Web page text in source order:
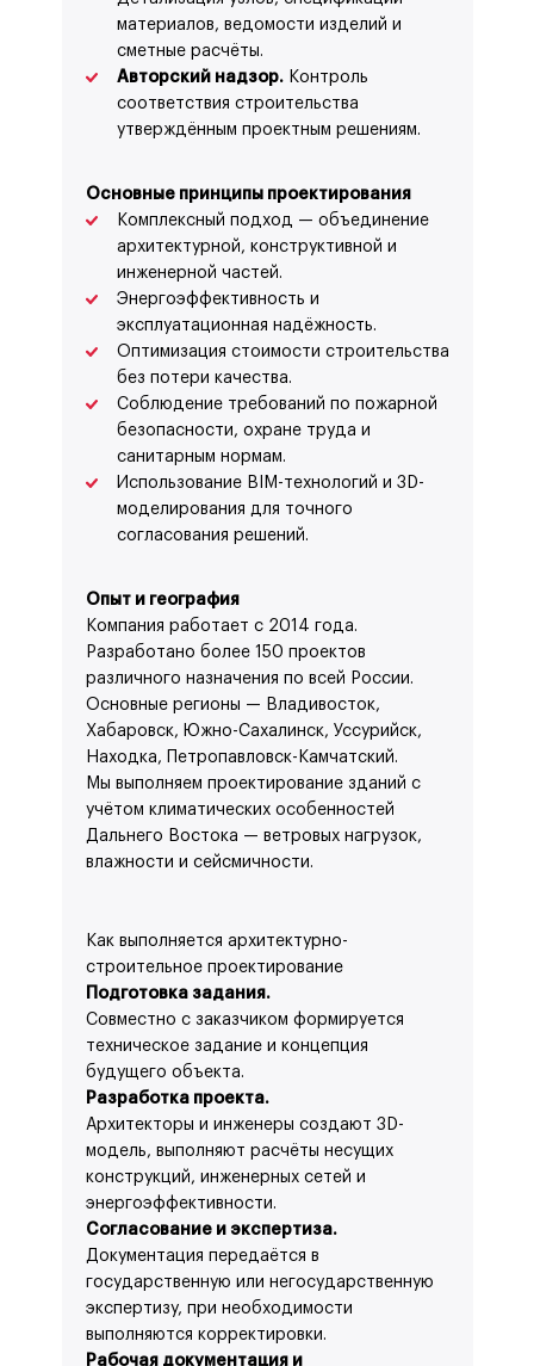
материалов, ведомости изделий и
сметные расчёты.
Авторский надзор.Контроль
соответствия строительства
утверждённым проектным решениям.
Основные принципы проектирования
Комплексный подход — объединение
архитектурной, конструктивной и
инженерной частей.
Энергоэффективность и
эксплуатационная надёжность.
Оптимизация стоимости строительства
без потери качества.
Соблюдение требований по пожарной
безопасности, охране труда и
санитарным нормам.
Использование BIM-технологий и 3D-
моделирования для точного
согласования решений.
Опыт и география
Компания работает с 2014 года.
Разработано более 150 проектов
различного назначения по всей России.
Основные регионы — Владивосток,
Хабаровск, Южно-Сахалинск, Уссурийск,
Находка, Петропавловск-Камчатский.
Мы выполняем проектирование зданий с
учётом климатических особенностей
Дальнего Востока — ветровых нагрузок,
влажности и сейсмичности.
Как выполняется архитектурно-
строительное проектирование
Подготовка задания.
Совместно с заказчиком формируется
техническое задание и концепция
будущего объекта.
Разработка проекта.
Архитекторы и инженеры создают 3D-
модель, выполняют расчёты несущих
конструкций, инженерных сетей и
энергоэффективности.
Согласование и экспертиза.
Документация передаётся в
государственную или негосударственную
экспертизу, при необходимости
выполняются корректировки.
Рабочая документация и